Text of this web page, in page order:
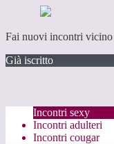
Fai nuovi incontri vicino
Già iscritto
Incontri sexy
Incontri adulteri
Incontri cougar